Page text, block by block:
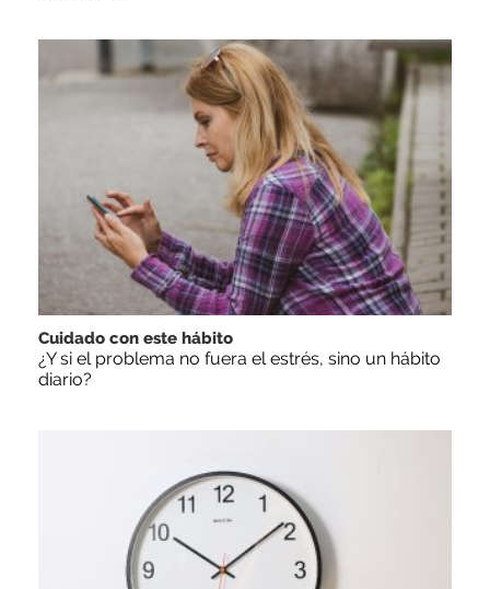
Cuidado con este hábito
¿Y si el problema no fuera el estrés, sino un hábito
diario?